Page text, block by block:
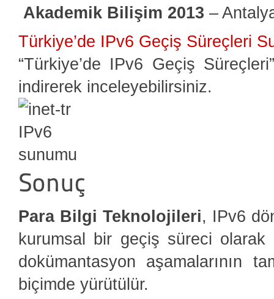
Akademik Bilişim 2013 –
Türkiye’de IPv6 Geçiş Süreçleri
“Türkiye’de IPv6 Geçiş
indirerek inceleyebilirsiniz.
Para Bilgi Teknolojileri, IPv6
kurumsal bir geçiş süreci olarak
dokümantasyon aşamalarının
biçimde yürütülür.